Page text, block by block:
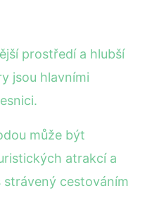
prostředí a hlubší
jsou hlavními
může být
atrakcí a
strávený cestováním